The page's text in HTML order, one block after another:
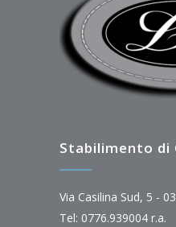
Stabilimento di
Via Casilina Sud, 5 -
Tel: 0776.939004 r.a.